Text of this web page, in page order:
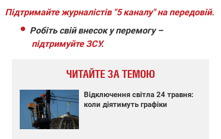
Підтримайте журналістів "5 каналу" на передовій.
Робіть свій внесок у перемогу –
підтримуйте ЗСУ.
ЧИТАЙТЕ ЗА ТЕМОЮ
Відключення світла 24 травня:
коли діятимуть графіки